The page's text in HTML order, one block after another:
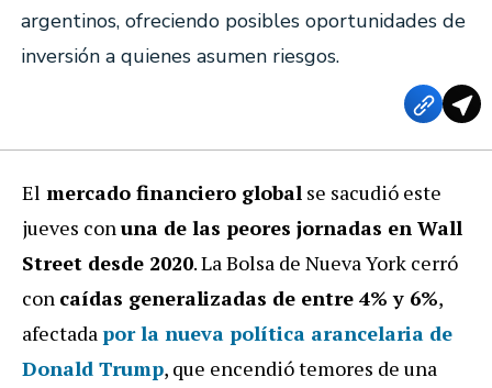
argentinos, ofreciendo posibles oportunidades de
inversión a quienes asumen riesgos.
El mercado financiero global se sacudió este
jueves conuna de las peores jornadas en Wall
Street desde 2020. La Bolsa de Nueva York cerró
con caídas generalizadas de entre 4% y 6%,
afectadaporla nueva política arancelaria de
Donald Trump, que encendió temores de una